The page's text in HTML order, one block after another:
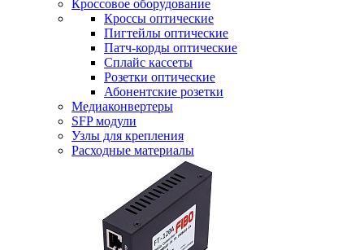
Кроссовое оборудование
Кроссы оптические
Пигтейлы оптические
Патч-корды оптические
Сплайс кассеты
Розетки оптические
Абонентские розетки
Медиаконвертеры
SFP модули
Узлы для крепления
Расходные материалы